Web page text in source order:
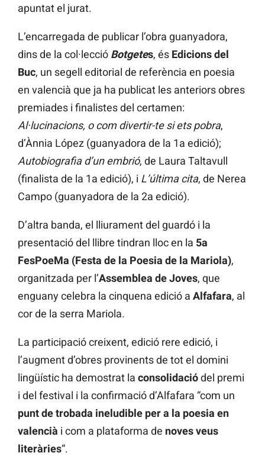
apuntat el jurat.
L’encarregada de publicar l’obra guanyadora,
dins de la col·lecció Botgetes, és Edicions del
Buc, un segell editorial de referència en poesia
en valencià que ja ha publicat les anteriors obres
premiades i finalistes del certamen:
Al·lucinacions, o com divertir-te si ets pobra,
d’Ànnia López (guanyadora de la 1a edició);
Autobiografia d’un embrió, de Laura Taltavull
(finalista de la 1a edició), i L’última cita, de Nerea
Campo (guanyadora de la 2a edició).
D’altra banda, el lliurament del guardó i la
presentació del llibre tindran lloc en la 5a
FesPoeMa (Festa de la Poesia de la Mariola),
organitzada per l’Assemblea de Joves, que
enguany celebra la cinquena edició a Alfafara, al
cor de la serra Mariola.
La participació creixent, edició rere edició, i
l’augment d’obres provinents de tot el domini
lingüístic ha demostrat la consolidaciódel premi
i del festival i la confirmació d’Alfafara “com un
punt de trobada ineludible per a la poesia en
valencià i com a plataforma de noves veus
literàries“.